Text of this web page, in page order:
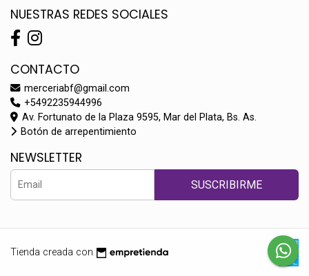
NUESTRAS REDES SOCIALES
CONTACTO
merceriabf@gmail.com
+5492235944996
Av. Fortunato de la Plaza 9595, Mar del Plata, Bs. As.
Botón de arrepentimiento
NEWSLETTER
SUSCRIBIRME
Tienda creada con